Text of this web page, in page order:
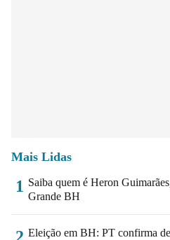
Mais Lidas
1 Saiba quem é Heron
Grande BH
2 Eleição em BH: PT confirma